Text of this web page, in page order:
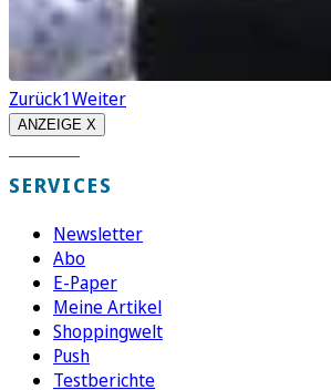
Zurück1Weiter
ANZEIGE X
SERVICES
Newsletter
Abo
E-Paper
Meine Artikel
Shoppingwelt
Push
Testberichte